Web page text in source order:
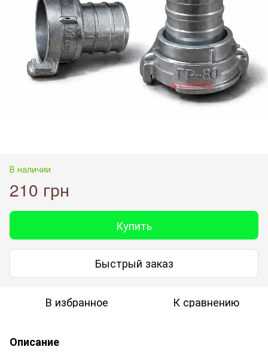
В наличии
210 грн
Купить
Быстрый заказ
В избранное К сравнению
Описание